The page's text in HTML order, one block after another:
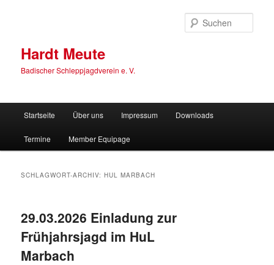
Hardt Meute
Badischer Schleppjagdverein e. V.
Startseite Über uns Impressum Downloads
Termine Member Equipage
SCHLAGWORT-ARCHIV:HUL MARBACH
29.03.2026 Einladung zur
Frühjahrsjagd im HuL
Marbach